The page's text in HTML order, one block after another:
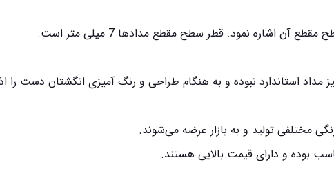
اشاره نمود. قطر سطح مقطع مدادها 7 میلی متر است.
مختلفی تولید و به بازار عرضه می‌شوند.
بوده و دارای قیمت بالایی هستند.